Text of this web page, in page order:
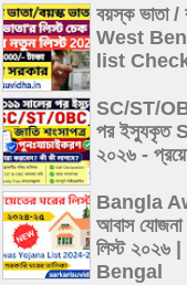
বয়স্ক ভাতা /
West
list
SC/ST/
পর ইস্যুকৃত
২০২৬ -
Bangla
আবাস যোজনা
লিস্ট
Bengal